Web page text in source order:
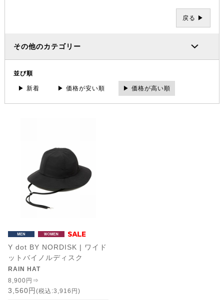
戻る ▶
その他のカテゴリー
並び順
▶ 新着 ▶ 価格が安い順 ▶ 価格が高い順
Y dot BY NORDISK | ワイド
ットバイノルディスク
RAIN HAT
8,900円⇒
3,560円 (税込:3,916円)